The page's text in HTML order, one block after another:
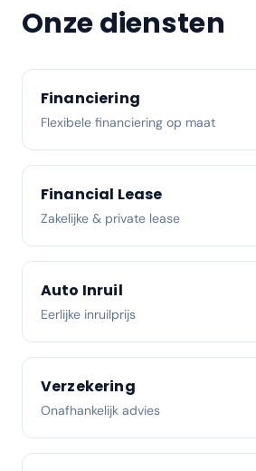
Onze diensten
Financiering
Flexibele financiering op maat
Financial Lease
Zakelijke & private lease
Auto Inruil
Eerlijke inruilprijs
Verzekering
Onafhankelijk advies